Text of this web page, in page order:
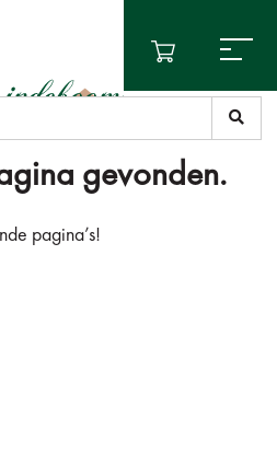
gevonden.
pagina’s!